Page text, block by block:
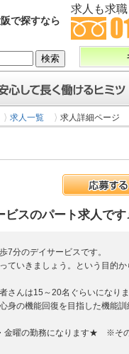
で探すなら
求人も求
キープした
して長く働けるヒミツ
求人一覧 求人詳細ページ
スのパート求人です
7分のデイサービスです。
ていきましょう。という目的
さんは15～20名ぐらいになりま
身の機能回復を目指した機能訓
金曜の勤務になります★ ※そ